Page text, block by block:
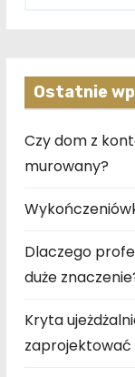
Ostatnie
Czy dom z
murowany?
Dlaczego
duże
Kryta
zaprojektować